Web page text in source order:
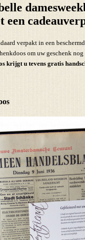
een
verpakt in een
om uw geschenk
krijgt u tevens gratis